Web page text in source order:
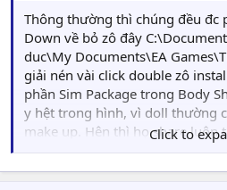
Thông thường thì chúng đều đc
Down về bỏ zô đây
duc\My Documents\EA
giải nén vài click double zô
phần Sim Package trong Body
y hệt trong hình, vì doll thường
make up. Hên thì họ share luôn
thử đi hé [/QUOTE
Click to